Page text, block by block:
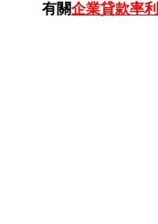
有關企業貸款率利